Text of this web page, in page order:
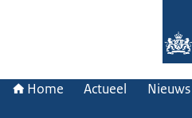
Home Actueel Nieuws